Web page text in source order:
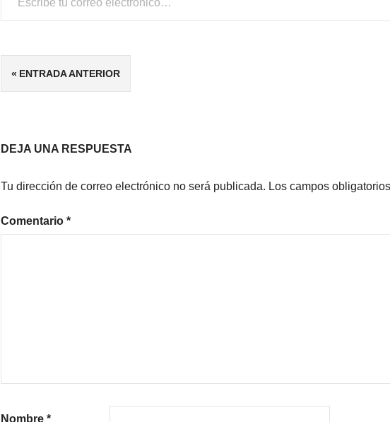
ETIQUETAS
5/5
Navegación
ENTRADA ANTERIOR
DEJA UNA RESPUESTA
Tu dirección de correo electrónico no será publicada. Los campos
Comentario *
Nombre *